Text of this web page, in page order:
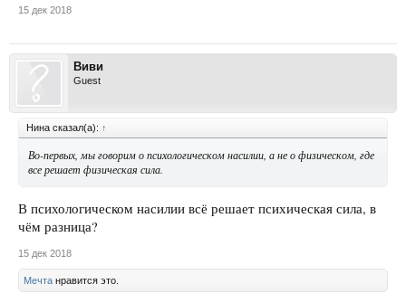
15 дек 2018
Виви
Guest
Нина сказал(а): ↑
Во-первых, мы говорим о психологическом насилии, а не о физическом, где
все решает физическая сила.
В психологическом насилии всё решает психическая сила, в
чём разница?
15 дек 2018
Мечта нравится это.